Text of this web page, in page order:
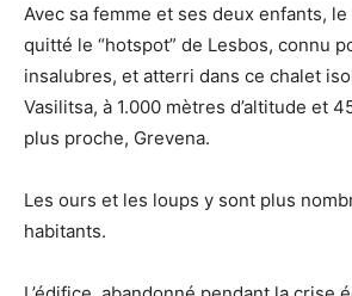
Avec sa femme et ses deux enfants,
quitté le “hotspot” de Lesbos, connu
insalubres, et atterri dans ce chalet
Vasilitsa, à 1.000 mètres d’altitude et
plus proche, Grevena.
Les ours et les loups y sont plus
habitants.